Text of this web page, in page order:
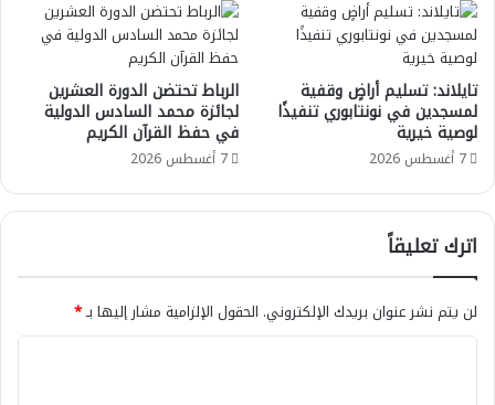
تايلاند: تسليم أراضٍ وقفية
لمسجدين في نونتابوري تنفيذًا
لوصية خيرية
7 أغسطس 2026
الرباط تحتضن الدورة العشرين
لجائزة محمد السادس الدولية
في حفظ القرآن الكريم
7 أغسطس 2026
اترك تعليقاً
لن يتم نشر عنوان بريدك الإلكتروني. الحقول الإلزامية مشار إليها بـ*